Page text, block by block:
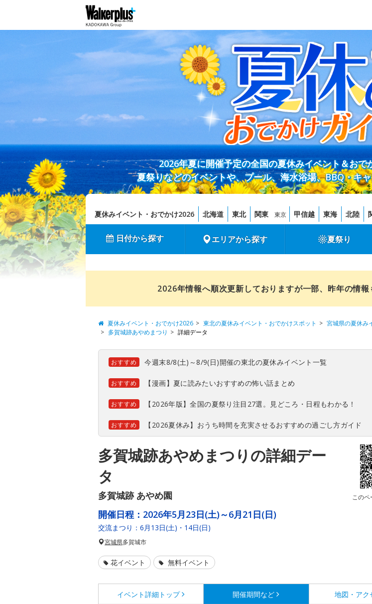
2026年夏に開催予定の全国の夏休みイベント＆お
夏祭りなどのイベントや、プール、海水浴場、BBQ・キ
夏休みイベント・おでかけ2026 北海道 東北 関東 東京 甲信越 東海 北陸
日付から探す エリアから探す 夏祭り
2026年情報へ順次更新しておりますが一部、昨年の情報
夏休みイベント・おでかけ2026 東北の夏休みイベント・おでかけスポット 宮城県の夏休み
多賀城跡あやめまつり
詳細データ
おすすめ 今週末8/8(土)～8/9(日)開催の東北の夏休みイベント一覧
おすすめ 【漫画】夏に読みたいおすすめの怖い話まとめ
おすすめ 【2026年版】全国の夏祭り注目27選。見どころ・日程もわかる！
おすすめ 【2026夏休み】おうち時間を充実させるおすすめの過ごし方ガイド
多賀城跡あやめまつりの詳細デー
タ
多賀城跡 あやめ園
このペ
開催日程： 2026年5月23日(土)～6月21日(日)
交流まつり：6月13日(土)・14日(日)
宮城県多賀城市
花イベント 無料イベント
イベント詳細 トップ 開催期間など 地図・アク